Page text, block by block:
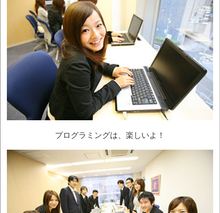
令和 7年 9月13日
おかげさまで、会社設立20周年
令和 7年 8月 1日
2025年暑気払い in 京王プラザホテル
令和 7年 4月11日
2025年新入社員歓迎会 in 京王プラザホテル
令和 6年12月25日
資本金8,000万円へ増資
令和 6年12月 6日
2024年忘年会 in 京王プラザホテル
2024年暑気払い in 京王プラザホテル
令和 6年 4月26日
2024年新入社員歓迎会 in 京王プラザホテル
令和 6年 4月 1日
プログラミングは、楽しいよ！